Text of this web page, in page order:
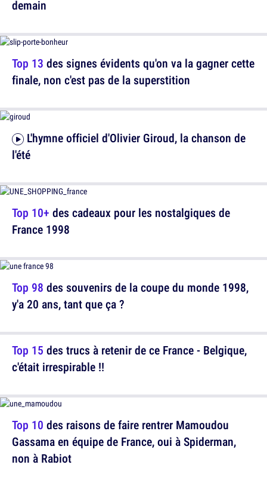
demain
l'été
Top 98 des souvenirs de la coupe du monde 1998,
y'a 20 ans, tant que ça ?
Top 10 des raisons de faire rentrer Mamoudou
Gassama en équipe de France, oui à Spiderman,
non à Rabiot
Top 13 des signes évidents qu'on va la gagner cette
finale, non c'est pas de la superstition
Top 10+ des cadeaux pour les nostalgiques de
France 1998
Top 15 des trucs à retenir de ce France - Belgique,
c'était irrespirable !!